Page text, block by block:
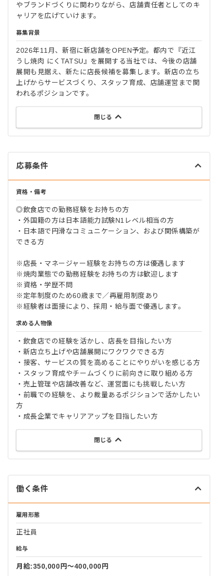
やブランドづくりに関わりながら、店舗責任者としてのキ
ャリアを広げていけます。
募集背景
2026年11月、新宿に新店舗をOPEN予定。都内で『近江
うし焼肉 にくTATSU』を展開する当社では、今後の店舗
展開も見据え、新たに店長候補を募集します。新店の立ち
上げからサービスづくり、スタッフ育成、店舗運営まで関
われるポジションです。
閉じる
応募条件
資格・備考
◎飲食店での勤務経験をお持ちの方
・外国籍の方は日本語能力試験N1レベル相当の方
・日本語で円滑なコミュニケーション、および関係構築が
できる方
※店長・マネージャー経験をお持ちの方は優遇します
※焼肉業態での勤務経験をお持ちの方は歓迎します
※資格・学歴不問
※定年制度のため60歳まで／再雇用制度あり
※経験者は面接により、採用・給与面で優遇します。
求める人物像
・飲食店での経験を活かし、店長を目指したい方
・新店立ち上げや店舗展開にワクワクできる方
・接客、サービスの質を高めることにやりがいを感じる方
・スタッフ育成やチームづくりに前向きに取り組める方
・売上管理や店舗改善など、運営面にも挑戦したい方
・前職での経験を、より裁量あるポジションで活かしたい
方
・成長企業でキャリアアップを目指したい方
閉じる
働く条件
雇用形態
正社員
給与
月給:350,000円〜400,000円